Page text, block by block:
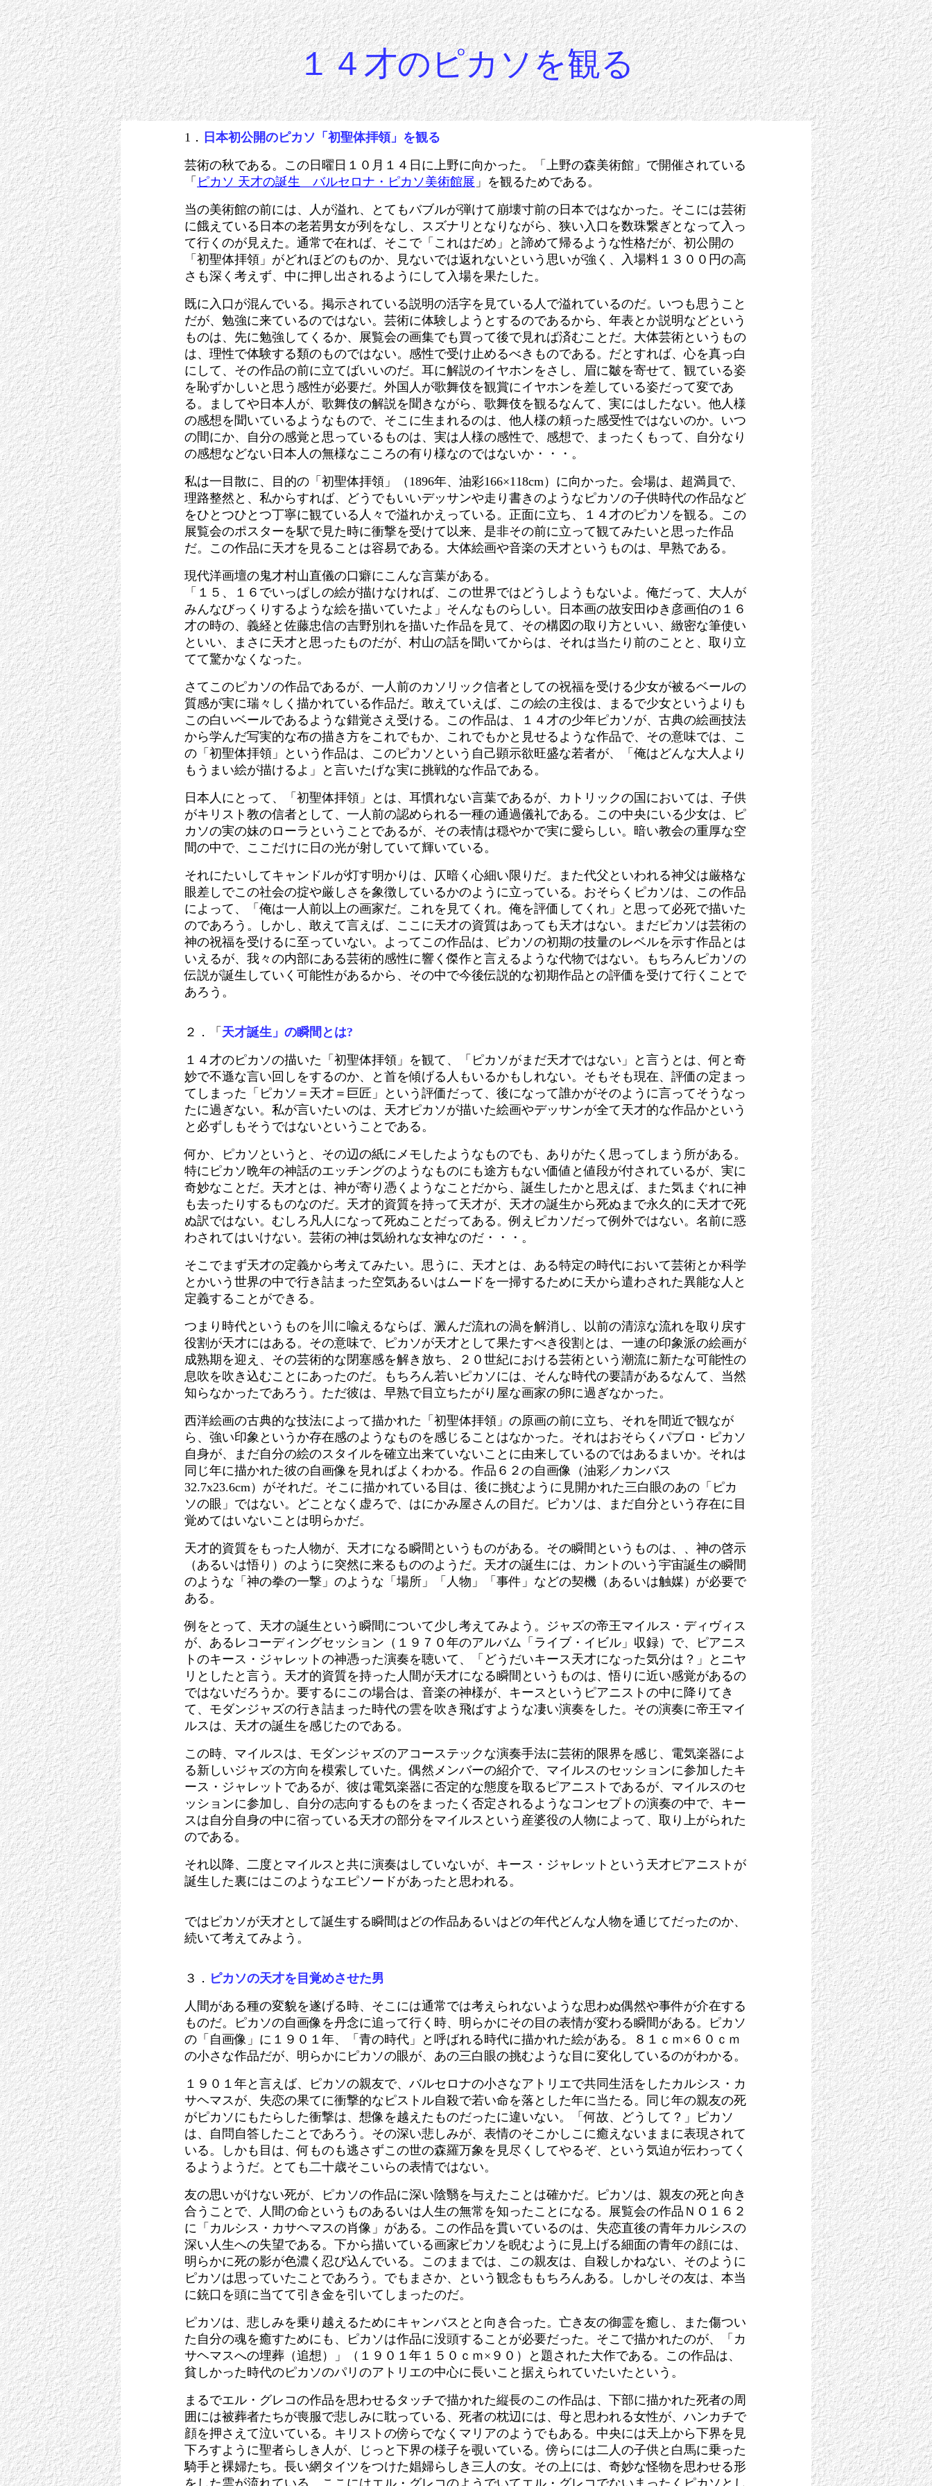
１４才のピカソを観る
1． 日本初公開のピカソ「初聖体拝領」を観る
芸術の秋である。この日曜日１０月１４日に上野に向かった。「上野の森美術館」で開催されている
「 ピカソ 天才の誕生 バルセロナ・ピカソ美術館展 」を観るためである。
当の美術館の前には、人が溢れ、とてもバブルが弾けて崩壊寸前の日本ではなかった。そこには芸術
に餓えている日本の老若男女が列をなし、スズナリとなりながら、狭い入口を数珠繋ぎとなって入っ
て行くのが見えた。通常で在れば、そこで「これはだめ」と諦めて帰るような性格だが、初公開の
「初聖体拝領」がどれほどのものか、見ないでは返れないという思いが強く、入場料１３００円の高
さも深く考えず、中に押し出されるようにして入場を果たした。
既に入口が混んでいる。掲示されている説明の活字を見ている人で溢れているのだ。いつも思うこと
だが、勉強に来ているのではない。芸術に体験しようとするのであるから、年表とか説明などという
ものは、先に勉強してくるか、展覧会の画集でも買って後で見れば済むことだ。大体芸術というもの
は、理性で体験する類のものではない。感性で受け止めるべきものである。だとすれば、心を真っ白
にして、その作品の前に立てばいいのだ。耳に解説のイヤホンをさし、眉に皺を寄せて、観ている姿
を恥ずかしいと思う感性が必要だ。外国人が歌舞伎を観賞にイヤホンを差している姿だって変であ
る。ましてや日本人が、歌舞伎の解説を聞きながら、歌舞伎を観るなんて、実にはしたない。他人様
の感想を聞いているようなもので、そこに生まれるのは、他人様の頼った感受性ではないのか。いつ
の間にか、自分の感覚と思っているものは、実は人様の感性で、感想で、まったくもって、自分なり
の感想などない日本人の無様なこころの有り様なのではないか・・・。
私は一目散に、目的の「初聖体拝領」（1896年、油彩166×118cm）に向かった。会場は、超満員で、
理路整然と、私からすれば、どうでもいいデッサンや走り書きのようなピカソの子供時代の作品など
をひとつひとつ丁寧に観ている人々で溢れかえっている。正面に立ち、１４才のピカソを観る。この
展覧会のポスターを駅で見た時に衝撃を受けて以来、是非その前に立って観てみたいと思った作品
だ。この作品に天才を見ることは容易である。大体絵画や音楽の天才というものは、早熟である。
現代洋画壇の鬼才村山直儀の口癖にこんな言葉がある。
「１５、１６でいっぱしの絵が描けなければ、この世界ではどうしようもないよ。俺だって、大人が
みんなびっくりするような絵を描いていたよ」そんなものらしい。日本画の故安田ゆき彦画伯の１６
才の時の、義経と佐藤忠信の吉野別れを描いた作品を見て、その構図の取り方といい、緻密な筆使い
といい、まさに天才と思ったものだが、村山の話を聞いてからは、それは当たり前のことと、取り立
てて驚かなくなった。
さてこのピカソの作品であるが、一人前のカソリック信者としての祝福を受ける少女が被るベールの
質感が実に瑞々しく描かれている作品だ。敢えていえば、この絵の主役は、まるで少女というよりも
この白いベールであるような錯覚さえ受ける。この作品は、１４才の少年ピカソが、古典の絵画技法
から学んだ写実的な布の描き方をこれでもか、これでもかと見せるような作品で、その意味では、こ
の「初聖体拝領」という作品は、このピカソという自己顕示欲旺盛な若者が、「俺はどんな大人より
もうまい絵が描けるよ」と言いたげな実に挑戦的な作品である。
日本人にとって、「初聖体拝領」とは、耳慣れない言葉であるが、カトリックの国においては、子供
がキリスト教の信者として、一人前の認められる一種の通過儀礼である。この中央にいる少女は、ピ
カソの実の妹のローラということであるが、その表情は穏やかで実に愛らしい。暗い教会の重厚な空
間の中で、ここだけに日の光が射していて輝いている。
それにたいしてキャンドルが灯す明かりは、仄暗く心細い限りだ。また代父といわれる神父は厳格な
眼差しでこの社会の掟や厳しさを象徴しているかのように立っている。おそらくピカソは、この作品
によって、「俺は一人前以上の画家だ。これを見てくれ。俺を評価してくれ」と思って必死で描いた
のであろう。しかし、敢えて言えば、ここに天才の資質はあっても天才はない。まだピカソは芸術の
神の祝福を受けるに至っていない。よってこの作品は、ピカソの初期の技量のレベルを示す作品とは
いえるが、我々の内部にある芸術的感性に響く傑作と言えるような代物ではない。もちろんピカソの
伝説が誕生していく可能性があるから、その中で今後伝説的な初期作品との評価を受けて行くことで
あろう。
２．「 天才誕生」の瞬間とは?
１４才のピカソの描いた「初聖体拝領」を観て、「ピカソがまだ天才ではない」と言うとは、何と奇
妙で不遜な言い回しをするのか、と首を傾げる人もいるかもしれない。そもそも現在、評価の定まっ
てしまった「ピカソ＝天才＝巨匠」という評価だって、後になって誰かがそのように言ってそうなっ
たに過ぎない。私が言いたいのは、天才ピカソが描いた絵画やデッサンが全て天才的な作品かという
と必ずしもそうではないということである。
何か、ピカソというと、その辺の紙にメモしたようなものでも、ありがたく思ってしまう所がある。
特にピカソ晩年の神話のエッチングのようなものにも途方もない価値と値段が付されているが、実に
奇妙なことだ。天才とは、神が寄り憑くようなことだから、誕生したかと思えば、また気まぐれに神
も去ったりするものなのだ。天才的資質を持って天才が、天才の誕生から死ぬまで永久的に天才で死
ぬ訳ではない。むしろ凡人になって死ぬことだってある。例えピカソだって例外ではない。名前に惑
わされてはいけない。芸術の神は気紛れな女神なのだ・・・。
そこでまず天才の定義から考えてみたい。思うに、天才とは、ある特定の時代において芸術とか科学
とかいう世界の中で行き詰まった空気あるいはムードを一掃するために天から遣わされた異能な人と
定義することができる。
つまり時代というものを川に喩えるならば、澱んだ流れの渦を解消し、以前の清涼な流れを取り戻す
役割が天才にはある。その意味で、ピカソが天才として果たすべき役割とは、一連の印象派の絵画が
成熟期を迎え、その芸術的な閉塞感を解き放ち、２０世紀における芸術という潮流に新たな可能性の
息吹を吹き込むことにあったのだ。もちろん若いピカソには、そんな時代の要請があるなんて、当然
知らなかったであろう。ただ彼は、早熟で目立ちたがり屋な画家の卵に過ぎなかった。
西洋絵画の古典的な技法によって描かれた「初聖体拝領」の原画の前に立ち、それを間近で観なが
ら、強い印象というか存在感のようなものを感じることはなかった。それはおそらくパブロ・ピカソ
自身が、まだ自分の絵のスタイルを確立出来ていないことに由来しているのではあるまいか。それは
同じ年に描かれた彼の自画像を見ればよくわかる。作品６２の自画像（油彩／カンバス
32.7x23.6cm）がそれだ。そこに描かれている目は、後に挑むように見開かれた三白眼のあの「ピカ
ソの眼」ではない。どことなく虚ろで、はにかみ屋さんの目だ。ピカソは、まだ自分という存在に目
覚めてはいないことは明らかだ。
天才的資質をもった人物が、天才になる瞬間というものがある。その瞬間というものは、、神の啓示
（あるいは悟り）のように突然に来るもののようだ。天才の誕生には、カントのいう宇宙誕生の瞬間
のような「神の拳の一撃」のような「場所」「人物」「事件」などの契機（あるいは触媒）が必要で
ある。
例をとって、天才の誕生という瞬間について少し考えてみよう。ジャズの帝王マイルス・ディヴィス
が、あるレコーディングセッション（１９７０年のアルバム「ライブ・イビル」収録）で、ピアニス
トのキース・ジャレットの神憑った演奏を聴いて、「どうだいキース天才になった気分は？」とニヤ
リとしたと言う。天才的資質を持った人間が天才になる瞬間というものは、悟りに近い感覚があるの
ではないだろうか。要するにこの場合は、音楽の神様が、キースというピアニストの中に降りてき
て、モダンジャズの行き詰まった時代の雲を吹き飛ばすような凄い演奏をした。その演奏に帝王マイ
ルスは、天才の誕生を感じたのである。
この時、マイルスは、モダンジャズのアコーステックな演奏手法に芸術的限界を感じ、電気楽器によ
る新しいジャズの方向を模索していた。偶然メンバーの紹介で、マイルスのセッションに参加したキ
ース・ジャレットであるが、彼は電気楽器に否定的な態度を取るピアニストであるが、マイルスのセ
ッションに参加し、自分の志向するものをまったく否定されるようなコンセプトの演奏の中で、キー
スは自分自身の中に宿っている天才の部分をマイルスという産婆役の人物によって、取り上がられた
のである。
それ以降、二度とマイルスと共に演奏はしていないが、キース・ジャレットという天才ピアニストが
誕生した裏にはこのようなエピソードがあったと思われる。
ではピカソが天才として誕生する瞬間はどの作品あるいはどの年代どんな人物を通じてだったのか、
続いて考えてみよう。
３． ピカソの天才を目覚めさせた男
人間がある種の変貌を遂げる時、そこには通常では考えられないような思わぬ偶然や事件が介在する
ものだ。ピカソの自画像を丹念に追って行く時、明らかにその目の表情が変わる瞬間がある。ピカソ
の「自画像」に１９０１年、「青の時代」と呼ばれる時代に描かれた絵がある。８１ｃｍ×６０ｃｍ
の小さな作品だが、明らかにピカソの眼が、あの三白眼の挑むような目に変化しているのがわかる。
１９０１年と言えば、ピカソの親友で、バルセロナの小さなアトリエで共同生活をしたカルシス・カ
サヘマスが、失恋の果てに衝撃的なピストル自殺で若い命を落とした年に当たる。同じ年の親友の死
がピカソにもたらした衝撃は、想像を越えたものだったに違いない。「何故、どうして？」ピカソ
は、自問自答したことであろう。その深い悲しみが、表情のそこかしこに癒えないままに表現されて
いる。しかも目は、何ものも逃さずこの世の森羅万象を見尽くしてやるぞ、という気迫が伝わってく
るようようだ。とても二十歳そこいらの表情ではない。
友の思いがけない死が、ピカソの作品に深い陰翳を与えたことは確かだ。ピカソは、親友の死と向き
合うことで、人間の命というものあるいは人生の無常を知ったことになる。展覧会の作品ＮＯ１６２
に「カルシス・カサヘマスの肖像」がある。この作品を貫いているのは、失恋直後の青年カルシスの
深い人生への失望である。下から描いている画家ピカソを睨むように見上げる細面の青年の顔には、
明らかに死の影が色濃く忍び込んでいる。このままでは、この親友は、自殺しかねない、そのように
ピカソは思っていたことであろう。でもまさか、という観念ももちろんある。しかしその友は、本当
に銃口を頭に当てて引き金を引いてしまったのだ。
ピカソは、悲しみを乗り越えるためにキャンバスとと向き合った。亡き友の御霊を癒し、また傷つい
た自分の魂を癒すためにも、ピカソは作品に没頭することが必要だった。そこで描かれたのが、「カ
サヘマスへの埋葬（追想）」（１９０１年１５０ｃｍ×９０）と題された大作である。この作品は、
貧しかった時代のピカソのパリのアトリエの中心に長いこと据えられていたいたという。
まるでエル・グレコの作品を思わせるタッチで描かれた縦長のこの作品は、下部に描かれた死者の周
囲には被葬者たちが喪服で悲しみに耽っている、死者の枕辺には、母と思われる女性が、ハンカチで
顔を押さえて泣いている。キリストの傍らでなくマリアのようでもある。中央には天上から下界を見
下ろすように聖者らしき人が、じっと下界の様子を覗いている。傍らには二人の子供と白馬に乗った
騎手と裸婦たち。長い網タイツをつけた娼婦らしき三人の女。その上には、奇妙な怪物を思わせる形
をした雲が流れている。ここにはエル・グレコのようでいてエル・グレコでないまったくピカソとし